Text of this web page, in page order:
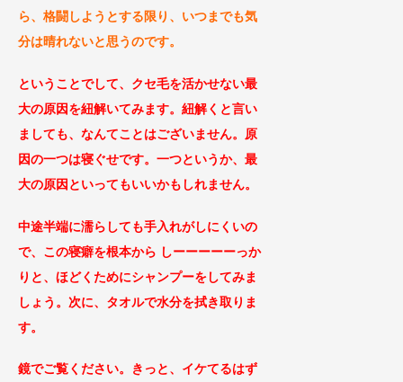
ら、格闘しようとする限り、いつまでも気
分は晴れないと思うのです。
ということでして、クセ毛を活かせない最
大の原因を紐解いてみます。紐解くと言い
ましても、なんてことはございません。原
因の一つは寝ぐせです。一つというか、最
大の原因といってもいいかもしれません。
中途半端に濡らしても手入れがしにくいの
で、この寝癖を根本から しーーーーーっか
りと、ほどくためにシャンプーをしてみま
しょう。次に、タオルで水分を拭き取りま
す。
鏡でご覧ください。きっと、イケてるはず